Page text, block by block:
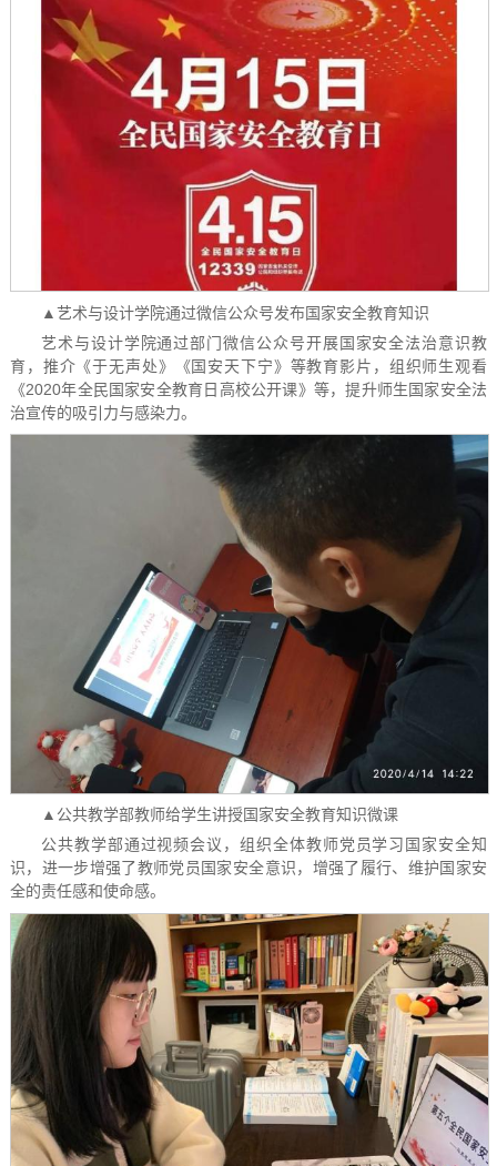
▲艺术与设计学院通过微信公众号发布国家安全教育知识
艺术与设计学院通过部门微信公众号开展国家安全法治意识教
育，推介《于无声处》《国安天下宁》等教育影片，组织师生观看
《2020年全民国家安全教育日高校公开课》等，提升师生国家安全法
治宣传的吸引力与感染力。
▲公共教学部教师给学生讲授国家安全教育知识微课
公共教学部通过视频会议，组织全体教师党员学习国家安全知
识，进一步增强了教师党员国家安全意识，增强了履行、维护国家安
全的责任感和使命感。